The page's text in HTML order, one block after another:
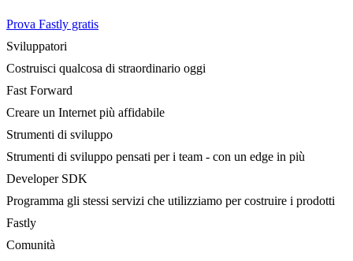
Prova Fastly gratis
Sviluppatori
Costruisci qualcosa di straordinario oggi
Fast Forward
Creare un Internet più affidabile
Strumenti di sviluppo
Strumenti di sviluppo pensati per i team - con un edge in più
Developer SDK
Programma gli stessi servizi che utilizziamo per costruire i prodotti
Fastly
Comunità